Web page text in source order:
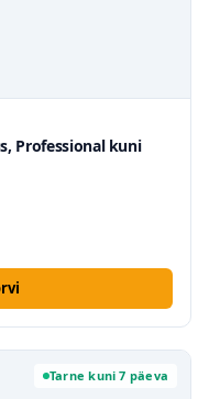
Professional kuni
Tarne kuni 7 päeva